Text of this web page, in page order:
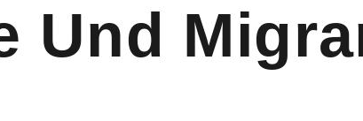
Und